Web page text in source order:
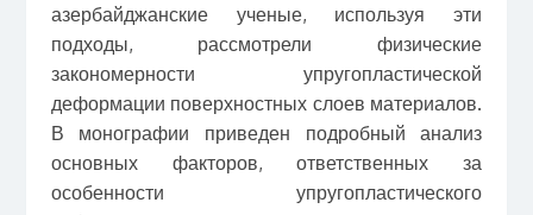
азербайджанские ученые, используя эти
подходы, рассмотрели физические
закономерности упругопластической
деформации поверхностных слоев материалов.
В монографии приведен подробный анализ
основных факторов, ответственных за
особенности упругопластического